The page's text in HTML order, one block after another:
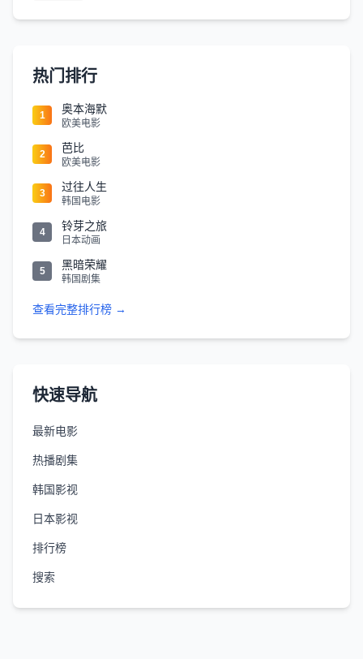
热门排行
1 奥本海默
欧美电影
2 芭比
欧美电影
3 过往人生
韩国电影
4 铃芽之旅
日本动画
5 黑暗荣耀
韩国剧集
查看完整排行榜 →
快速导航
最新电影
热播剧集
韩国影视
日本影视
排行榜
搜索